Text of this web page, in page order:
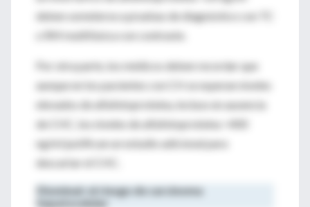
deben someterse a pruebas de diagnóstico con TC
o RM multifásica con contraste.
Por otra parte, los médicos deben recordar que
aunque en los pacientes con CH se esperan niveles
elevados de alfafetoproteína, incluso en ausencia
de CHC, los niveles de alfafetoproteína >400
ng/ml justifican un estudio adicional para
descartar el CHC.
Disminuir el riesgo de carcinoma